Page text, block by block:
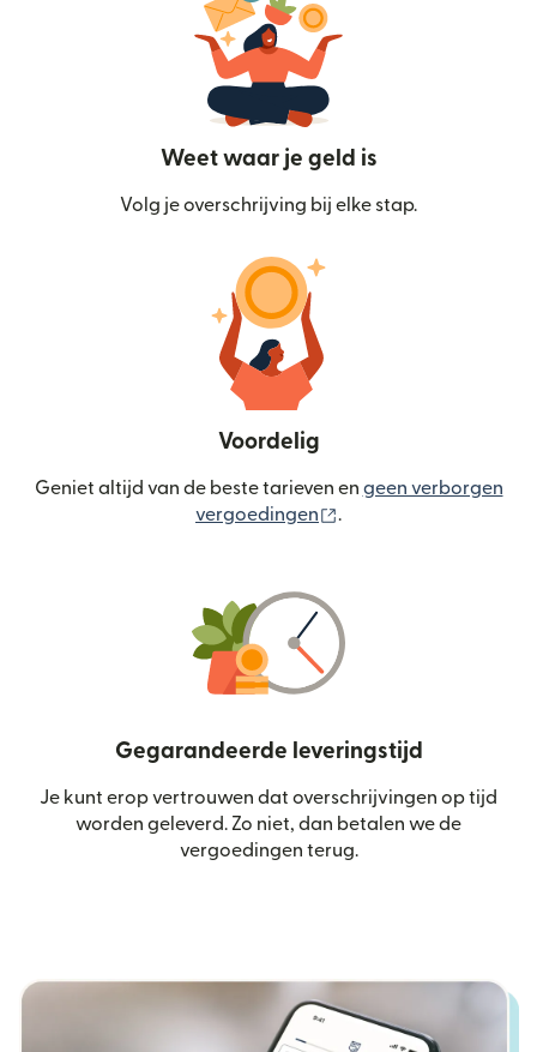
Weet waar je geld is
Volg je overschrijving bij elke stap.
Voordelig
Geniet altijd van de beste tarieven en geen verborgen
vergoedingen
.
Gegarandeerde leveringstijd
Je kunt erop vertrouwen dat overschrijvingen op tijd
worden geleverd. Zo niet, dan betalen we de
vergoedingen terug.